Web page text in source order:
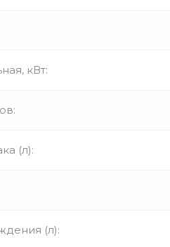
кВт:
(л):
(л):